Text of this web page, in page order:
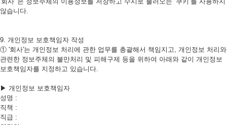
않습니다.
9. 개인정보 보호책임자 작성
① '회사'는 개인정보 처리에 관한 업무를 총괄해서 책임지고, 개인정보 처리와
관련한 정보주체의 불만처리 및 피해구제 등을 위하여 아래와 같이 개인정보
보호책임자를 지정하고 있습니다.
▶ 개인정보 보호책임자
성명 :
직책 :
직급 :